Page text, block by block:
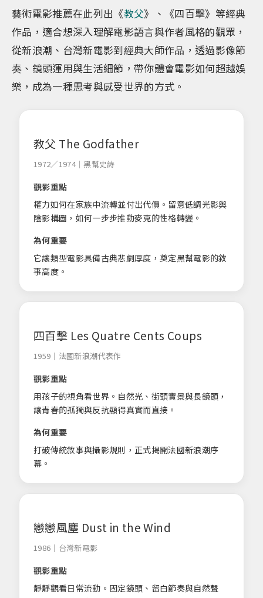
藝術電影推薦在此列出《教父》、《四百擊》等經典
作品，適合想深入理解電影語言與作者風格的觀眾，
從新浪潮、台灣新電影到經典大師作品，透過影像節
奏、鏡頭運用與生活細節，帶你體會電影如何超越娛
樂，成為一種思考與感受世界的方式。
教父 The Godfather
1972／1974｜黑幫史詩
觀影重點
權力如何在家族中流轉並付出代價。留意低調光影與
陰影構圖，如何一步步推動麥克的性格轉變。
為何重要
它讓類型電影具備古典悲劇厚度，奠定黑幫電影的敘
事高度。
四百擊 Les Quatre Cents Coups
1959｜法國新浪潮代表作
觀影重點
用孩子的視角看世界。自然光、街頭實景與長鏡頭，
讓青春的孤獨與反抗顯得真實而直接。
為何重要
打破傳統敘事與攝影規則，正式揭開法國新浪潮序
幕。
戀戀風塵 Dust in the Wind
1986｜台灣新電影
觀影重點
靜靜觀看日常流動。固定鏡頭、留白節奏與自然聲